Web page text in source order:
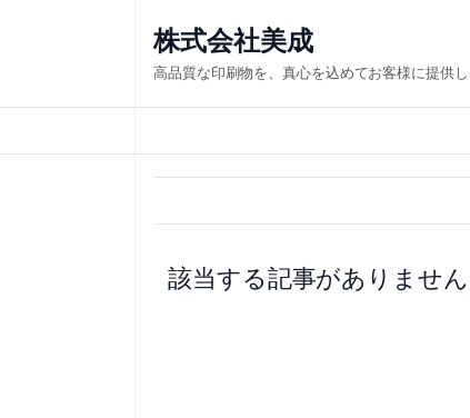
ス
キ
株式会社美成
高品質な印刷物を、真心を込めてお客様に提供し
該当する記事がありません